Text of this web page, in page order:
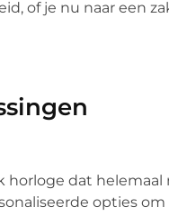
of je nu naar een
dat helemaal
opties